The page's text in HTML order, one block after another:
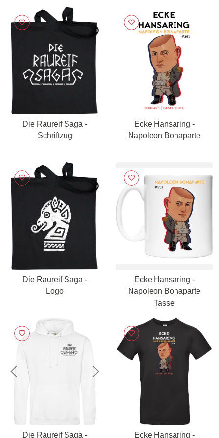
Die Raureif Saga -
Schriftzug
Ecke Hansaring -
Napoleon Bonaparte
Die Raureif Saga -
Logo
Ecke Hansaring -
Napoleon Bonaparte
Tasse
Previous Next
Die Raureif Saga - Ecke Hansaring -